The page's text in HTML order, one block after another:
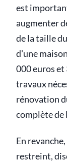
est
augmenter
de la taille
d'une
000 euros et
travaux
rénovation
complète
En
restreint,